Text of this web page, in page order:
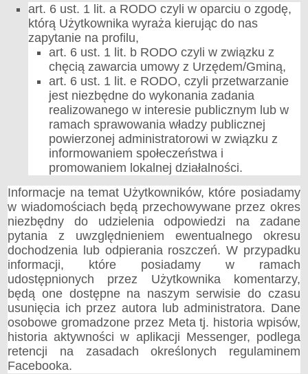
art. 6 ust. 1 lit. a RODO czyli w oparciu o zgodę,
którą Użytkownika wyraża kierując do nas
zapytanie na profilu,
art. 6 ust. 1 lit. b RODO czyli w związku z
chęcią zawarcia umowy z Urzędem/Gminą,
art. 6 ust. 1 lit. e RODO, czyli przetwarzanie
jest niezbędne do wykonania zadania
realizowanego w interesie publicznym lub w
ramach sprawowania władzy publicznej
powierzonej administratorowi w związku z
informowaniem społeczeństwa i
promowaniem lokalnej działalności.
Informacje na temat Użytkowników, które posiadamy
w wiadomościach będą przechowywane przez okres
niezbędny do udzielenia odpowiedzi na zadane
pytania z uwzględnieniem ewentualnego okresu
dochodzenia lub odpierania roszczeń. W przypadku
informacji, które posiadamy w ramach
udostępnionych przez Użytkownika komentarzy,
będą one dostępne na naszym serwisie do czasu
usunięcia ich przez autora lub administratora. Dane
osobowe gromadzone przez Meta tj. historia wpisów,
historia aktywności w aplikacji Messenger, podlega
retencji na zasadach określonych regulaminem
Facebooka.